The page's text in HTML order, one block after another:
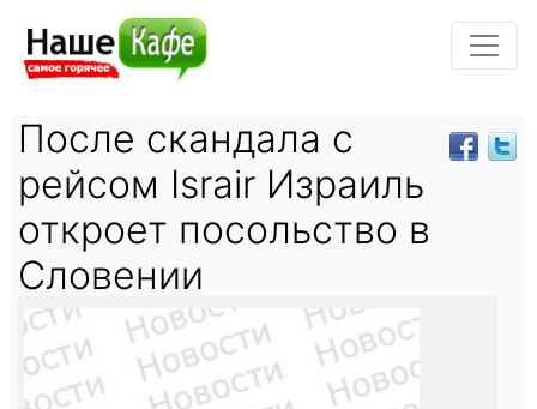
После скандала с
рейсом Israir Израиль
откроет посольство в
Словении